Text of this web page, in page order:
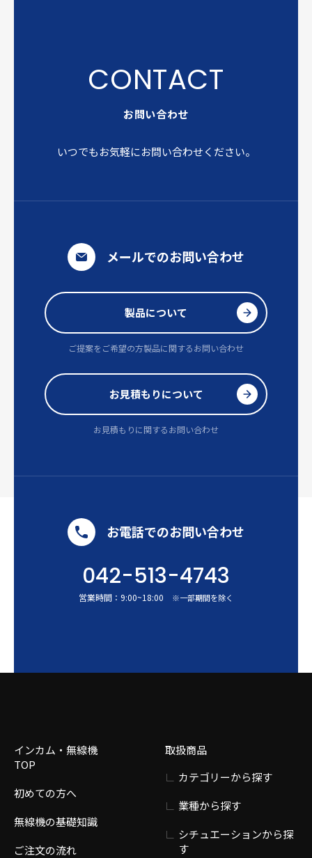
お問い合わせ
いつでもお気軽にお問い合わせください。
メールでのお問い合わせ
製品について
ご提案をご希望の方製品に関するお問い合わせ
お見積もりについて
お見積もりに関するお問い合わせ
お電話でのお問い合わせ
042-513-4743
営業時間： 9:00~18:00 ※一部期間を除く
インカム・無線機
TOP
初めての方へ
無線機の基礎知識
ご注文の流れ
取扱商品
カテゴリーから探す
業種から探す
シチュエーションから探
す